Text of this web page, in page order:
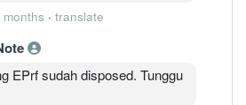
months · translate
EPrf sudah disposed. Tunggu